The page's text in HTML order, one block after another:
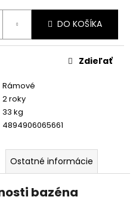
DO KOŠÍKA
Rámové
2 roky
33 kg
4894906065661
Zdieľať
Ostatné informácie
bazéna